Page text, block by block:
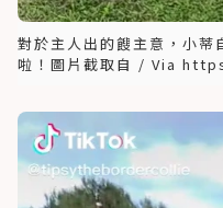
對於主人出的餿主意，小蒂
啦！圖片截取自 / Via